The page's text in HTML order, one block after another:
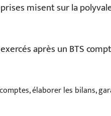
misent sur la
après un BTS
élaborer les bilans,